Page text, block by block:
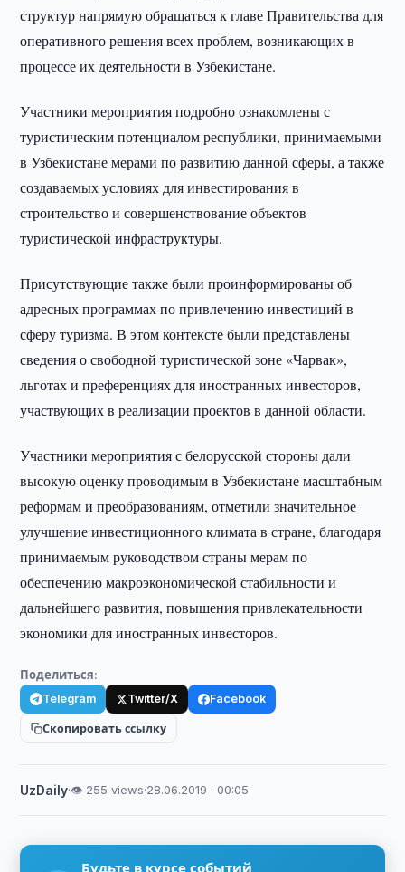
структур напрямую обращаться к главе Правительства для
оперативного решения всех проблем, возникающих в
процессе их деятельности в Узбекистане.
Участники мероприятия подробно ознакомлены с
туристическим потенциалом республики, принимаемыми
в Узбекистане мерами по развитию данной сферы, а также
создаваемых условиях для инвестирования в
строительство и совершенствование объектов
туристической инфраструктуры.
Присутствующие также были проинформированы об
адресных программах по привлечению инвестиций в
сферу туризма. В этом контексте были представлены
сведения о свободной туристической зоне «Чарвак»,
льготах и преференциях для иностранных инвесторов,
участвующих в реализации проектов в данной области.
Участники мероприятия с белорусской стороны дали
высокую оценку проводимым в Узбекистане масштабным
реформам и преобразованиям, отметили значительное
улучшение инвестиционного климата в стране, благодаря
принимаемым руководством страны мерам по
обеспечению макроэкономической стабильности и
дальнейшего развития, повышения привлекательности
экономики для иностранных инвесторов.
Поделиться:
Telegram Twitter/X Facebook
Скопировать ссылку
UzDaily·👁 255 views·28.06.2019 · 00:05
Будьте в курсе событий